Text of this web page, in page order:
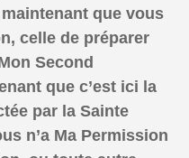
que vous
celle de préparer
Second
que c’est ici la
par la Sainte
n’a Ma Permission